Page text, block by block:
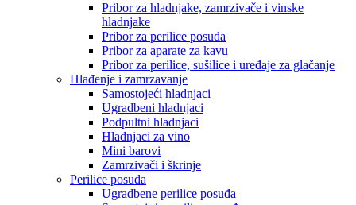
Pribor za hladnjake, zamrzivače i vinske
hladnjake
Pribor za perilice posuđa
Pribor za aparate za kavu
Pribor za perilice, sušilice i uređaje za glačanje
Hlađenje i zamrzavanje
Samostojeći hladnjaci
Ugradbeni hladnjaci
Podpultni hladnjaci
Hladnjaci za vino
Mini barovi
Zamrzivači i škrinje
Perilice posuđa
Ugradbene perilice posuđa